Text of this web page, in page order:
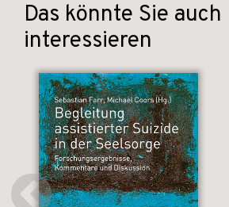
Das könnte Sie auch
interessieren